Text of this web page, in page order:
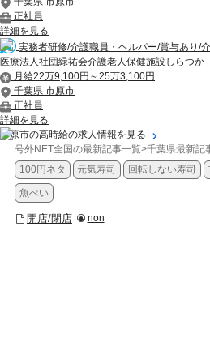
正社員
詳細を見る
実務者研修/介護職員・ヘルパー/賞与あり/
医療法人社団緑祐会介護老人保健施設しらつか
月給22万9,100円～25万3,100円
千葉県 市原市
正社員
詳細を見る
市原市の高時給の求人情報を見る
号外NET全国の最新記事一覧>千葉県最新記
100円ネタ
元気寿司 回転しない寿司
魚べい
開店/閉店 non